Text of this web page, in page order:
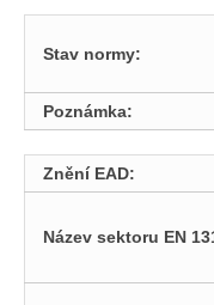
Stav normy:
Poznámka:
Znění EAD:
Název sektoru EN